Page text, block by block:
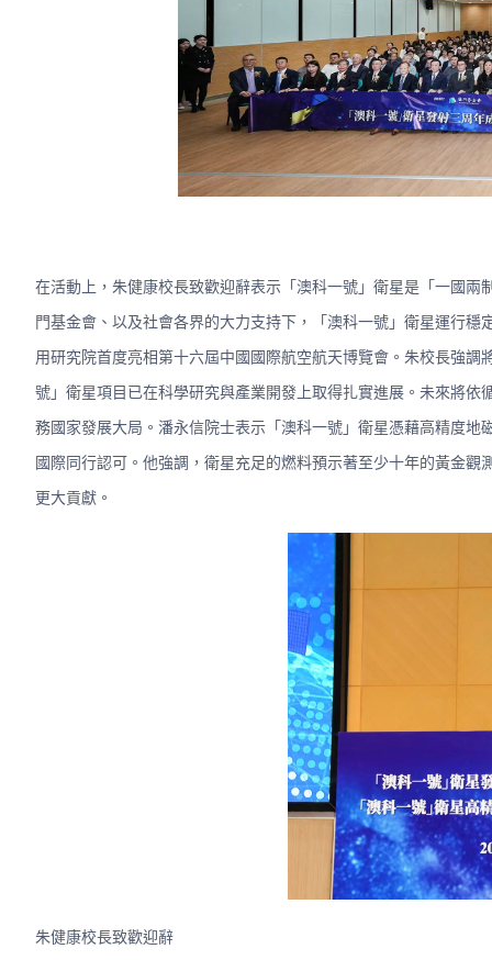
在活動上，朱健康校長致歡迎辭表示「澳科一號」衛星是「一國
門基金會、以及社會各界的大力支持下，「澳科一號」衛星運行
用研究院首度亮相第十六屆中國國際航空航天博覽會。朱校長強
號」衛星項目已在科學研究與產業開發上取得扎實進展。未來將
務國家發展大局。潘永信院士表示「澳科一號」衛星憑藉高精度
國際同行認可。他強調，衛星充足的燃料預示著至少十年的黃金
更大貢獻。
朱健康校長致歡迎辭